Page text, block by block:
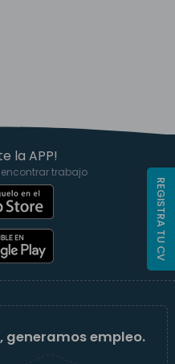
la APP!
trabajo
generamos empleo.
REGISTRA TU CV